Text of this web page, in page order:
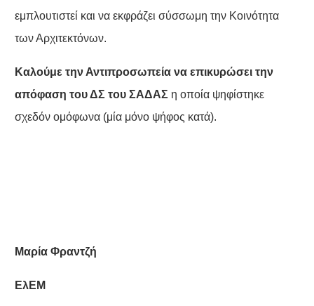
εμπλουτιστεί και να εκφράζει σύσσωμη την Κοινότητα
των Αρχιτεκτόνων.
Καλούμε την Αντιπροσωπεία να επικυρώσει την
απόφαση του ΔΣ του ΣΑΔΑΣ η οποία ψηφίστηκε
σχεδόν ομόφωνα (μία μόνο ψήφος κατά).
Μαρία Φραντζή
ΕλΕΜ